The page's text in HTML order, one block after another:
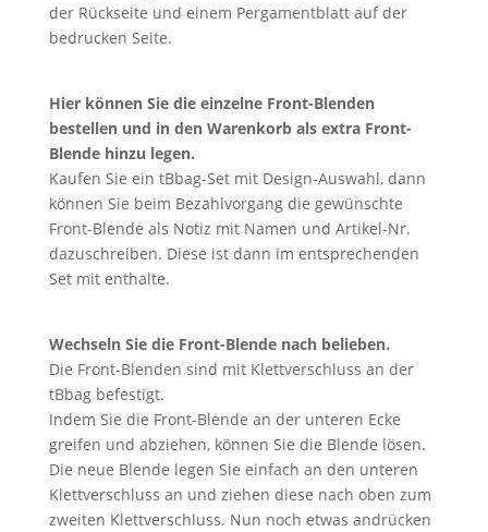
der Rückseite und einem Pergamentblatt auf der
bedrucken Seite.
Hier können Sie dieeinzelne Front-Blenden
bestellen und in den Warenkorb als extra Front-
Blende hinzu legen.
Kaufen Sie ein tBbag-Set mit Design-Auswahl, dann
können Sie beim Bezahlvorgang die gewünschte
Front-Blende als Notiz mit Namen und Artikel-Nr.
dazuschreiben. Diese ist dann im entsprechenden
Set mit enthalte.
Wechseln Sie die Front-Blende nach belieben.
Die Front-Blenden sind mit Klettverschluss an der
tBbag befestigt.
Indem Sie die Front-Blende an der unteren Ecke
greifen und abziehen, können Sie die Blende lösen.
Die neue Blende legen Sie einfach an den unteren
Klettverschluss an und ziehen diese nach oben zum
zweiten Klettverschluss. Nun noch etwas andrücken